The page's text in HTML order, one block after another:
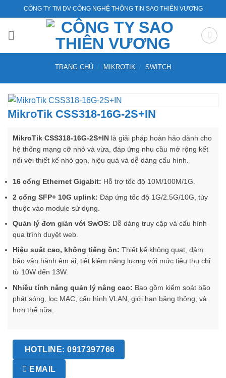
qua
nội
CÔNG TY TM DV CÔNG NGHỆ THÔNG TIN SAO THIÊN VƯƠNG
TRANG CHỦ / MIKROTIK / SWITCH
MikroTik CSS318-16G-2S+IN
MikroTik CSS318-16G-2S+IN là giải pháp hoàn hảo dành cho
hệ thống mạng cỡ nhỏ và vừa, đáp ứng nhu cầu mở rộng kết
nối với thiết kế nhỏ gọn, hiệu quả và dễ dàng cấu hình.
16 cổng Ethernet Gigabit: Hỗ trợ tốc độ 10M/100M/1G.
2 cổng SFP+ 10G uplink: Đáp ứng tốc độ 1G/2.5G/10G, tùy
thuộc vào module sử dụng.
Quản lý đơn giản với SwOS: Dễ dàng truy cập và cấu hình
qua trình duyệt web.
Hiệu suất cao, không tiếng ồn: Thiết kế không quạt, đảm
bảo vận hành êm ái, tiết kiệm năng lượng với mức tiêu thụ chỉ
từ 10W đến 13W.
Nhiều tính năng quản lý nâng cao: Bao gồm kiểm soát bão
phát sóng, lọc MAC, cấu hình VLAN, giới hạn băng thông, và
hơn thế nữa.
HOTLINE: 0917397766
EMAIL